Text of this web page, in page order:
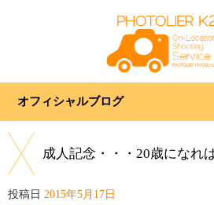
オフィシャルブログ
成人記念・・・20歳になれ
投稿日 2015年5月17日